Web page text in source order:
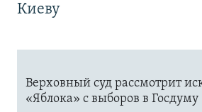
Киеву